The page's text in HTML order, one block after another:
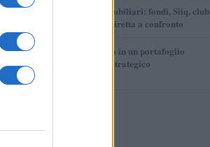
4
Investimenti immobiliari: fondi, Siiq, club
deal e proprietà diretta a confronto
5
Come inserire oro in un portafoglio
giovane in modo strategico